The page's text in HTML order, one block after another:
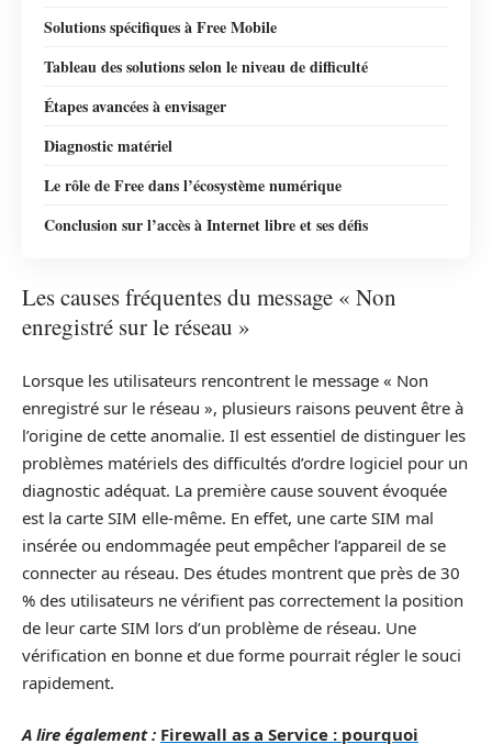
Solutions spécifiques à Free Mobile
Tableau des solutions selon le niveau de difficulté
Étapes avancées à envisager
Diagnostic matériel
Le rôle de Free dans l’écosystème numérique
Conclusion sur l’accès à Internet libre et ses défis
Les causes fréquentes du message « Non
enregistré sur le réseau »
Lorsque les utilisateurs rencontrent le message « Non
enregistré sur le réseau », plusieurs raisons peuvent être à
l’origine de cette anomalie. Il est essentiel de distinguer les
problèmes matériels des difficultés d’ordre logiciel pour un
diagnostic adéquat. La première cause souvent évoquée
est la carte SIM elle-même. En effet, une carte SIM mal
insérée ou endommagée peut empêcher l’appareil de se
connecter au réseau. Des études montrent que près de 30
% des utilisateurs ne vérifient pas correctement la position
de leur carte SIM lors d’un problème de réseau. Une
vérification en bonne et due forme pourrait régler le souci
rapidement.
A lire également : Firewall as a Service : pourquoi